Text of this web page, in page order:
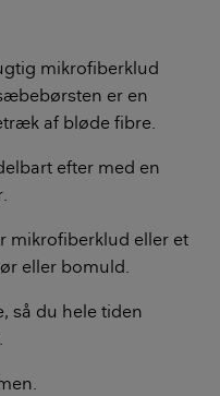
mikrofiberklud
er en
af bløde fibre.
efter med en
mikrofiberklud eller et
eller bomuld.
så du hele tiden